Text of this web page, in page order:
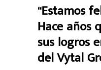
“Estamos
Hace años
sus logros
del Vytal